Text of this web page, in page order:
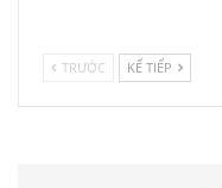
TRƯỚC KẾ TIẾP